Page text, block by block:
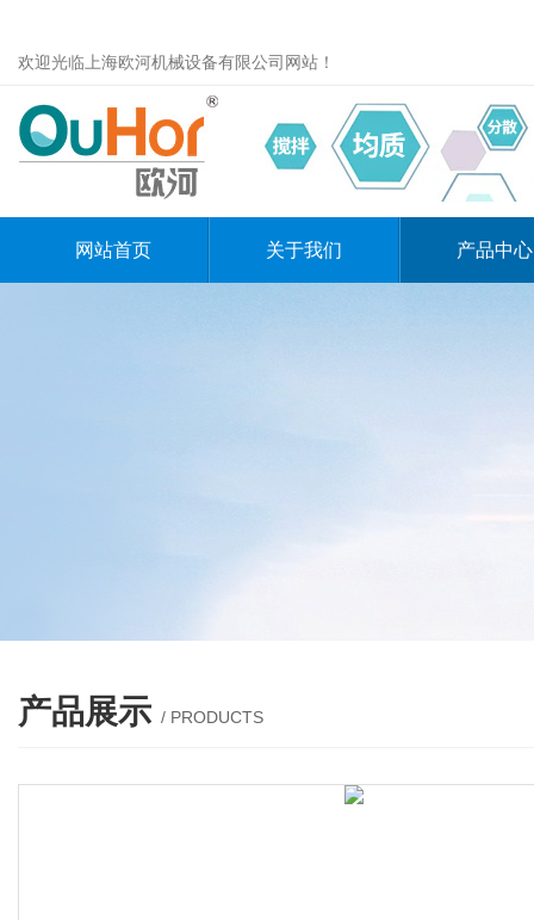
欢迎光临上海欧河机械设备有限公司网站！
网站首页 关于我们 产品中心
产品展示 / PRODUCTS